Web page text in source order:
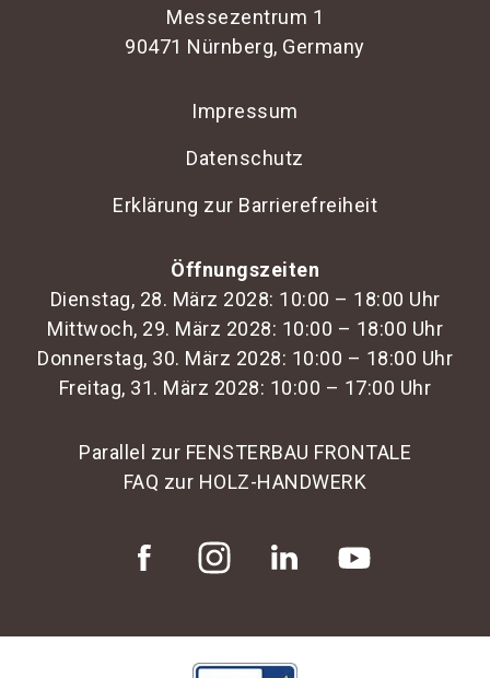
Messezentrum 1
90471 Nürnberg, Germany
Impressum
Datenschutz
Erklärung zur Barrierefreiheit
Öffnungszeiten
Dienstag, 28. März 2028: 10:00 – 18:00 Uhr
Mittwoch, 29. März 2028: 10:00 – 18:00 Uhr
Donnerstag, 30. März 2028: 10:00 – 18:00 Uhr
Freitag, 31. März 2028: 10:00 – 17:00 Uhr
Parallel zur FENSTERBAU FRONTALE
FAQ zur HOLZ-HANDWERK